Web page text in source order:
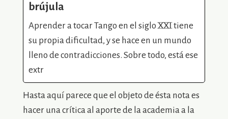
brújula
Aprender a tocar Tango en el siglo XXI tiene
su propia dificultad, y se hace en un mundo
lleno de contradicciones. Sobre todo, está ese
extr
Hasta aquí parece que el objeto de ésta nota es
hacer una crítica al aporte de la academia a la